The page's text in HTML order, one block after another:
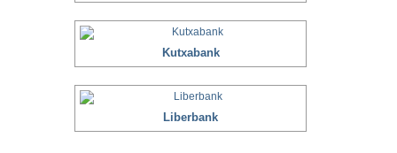
Kutxabank
Liberbank